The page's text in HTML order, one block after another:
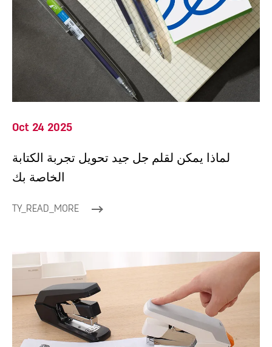
Oct 24 2025
لماذا يمكن لقلم جل جيد تحويل تجربة الكتابة
الخاصة بك
TY_READ_MORE